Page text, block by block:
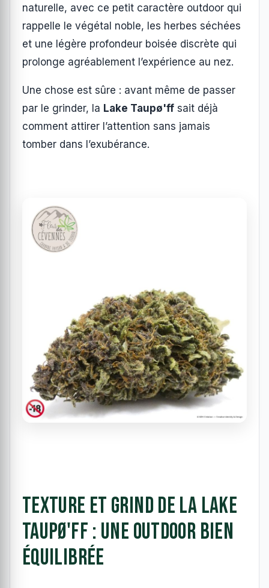
naturelle, avec ce petit caractère outdoor qui
rappelle le végétal noble, les herbes séchées
et une légère profondeur boisée discrète qui
prolonge agréablement l’expérience au nez.
Une chose est sûre : avant même de passer
par le grinder, la Lake Taupø'ff sait déjà
comment attirer l’attention sans jamais
tomber dans l’exubérance.
Texture et grind de la Lake
Taupø'ff : une outdoor bien
équilibrée